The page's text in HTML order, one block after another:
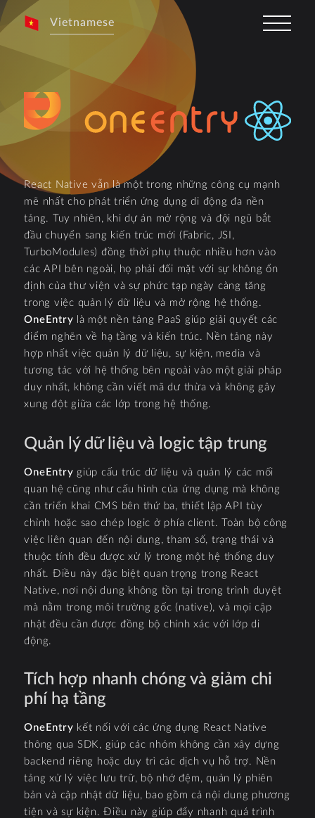
Vietnamese
React Native vẫn là một trong những công cụ mạnh
mẽ nhất cho phát triển ứng dụng di động đa nền
tảng. Tuy nhiên, khi dự án mở rộng và đội ngũ bắt
đầu chuyển sang kiến trúc mới (Fabric, JSI,
TurboModules) đồng thời phụ thuộc nhiều hơn vào
các API bên ngoài, họ phải đối mặt với sự không ổn
định của thư viện và sự phức tạp ngày càng tăng
trong việc quản lý dữ liệu và mở rộng hệ thống.
OneEntry là một nền tảng PaaS giúp giải quyết các
điểm nghẽn về hạ tầng và kiến trúc. Nền tảng này
hợp nhất việc quản lý dữ liệu, sự kiện, media và
tương tác với hệ thống bên ngoài vào một giải pháp
duy nhất, không cần viết mã dư thừa và không gây
xung đột giữa các lớp trong hệ thống.
Quản lý dữ liệu và logic tập trung
OneEntry giúp cấu trúc dữ liệu và quản lý các mối
quan hệ cũng như cấu hình của ứng dụng mà không
cần triển khai CMS bên thứ ba, thiết lập API tùy
chỉnh hoặc sao chép logic ở phía client. Toàn bộ công
việc liên quan đến nội dung, tham số, trạng thái và
thuộc tính đều được xử lý trong một hệ thống duy
nhất. Điều này đặc biệt quan trọng trong React
Native, nơi nội dung không tồn tại trong trình duyệt
mà nằm trong môi trường gốc (native), và mọi cập
nhật đều cần được đồng bộ chính xác với lớp di
động.
Tích hợp nhanh chóng và giảm chi
phí hạ tầng
OneEntry kết nối với các ứng dụng React Native
thông qua SDK, giúp các nhóm không cần xây dựng
backend riêng hoặc duy trì các dịch vụ hỗ trợ. Nền
tảng xử lý việc lưu trữ, bộ nhớ đệm, quản lý phiên
bản và cập nhật dữ liệu, bao gồm cả nội dung phương
tiện và sự kiện. Điều này giúp đẩy nhanh quá trình